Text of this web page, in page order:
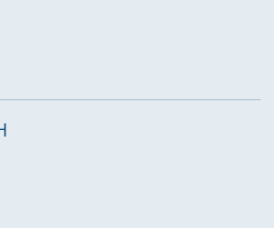
Bestattungen
Bestattungen